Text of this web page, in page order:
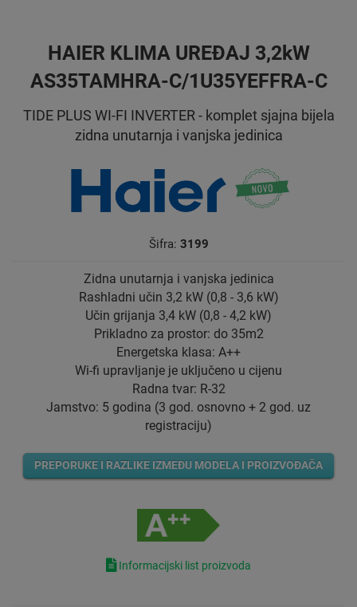
HAIER KLIMA UREĐAJ 3,2kW
AS35TAMHRA-C/1U35YEFFRA-C
TIDE PLUS WI-FI INVERTER - komplet sjajna bijela
zidna unutarnja i vanjska jedinica
Šifra: 3199
Zidna unutarnja i vanjska jedinica
Rashladni učin 3,2 kW (0,8 - 3,6 kW)
Učin grijanja 3,4 kW (0,8 - 4,2 kW)
Prikladno za prostor: do 35m2
Energetska klasa: A++
Wi-fi upravljanje je uključeno u cijenu
Radna tvar: R-32
Jamstvo: 5 godina (3 god. osnovno + 2 god. uz
registraciju)
PREPORUKE I RAZLIKE IZMEĐU MODELA I PROIZVOĐAČA
Informacijski list proizvoda